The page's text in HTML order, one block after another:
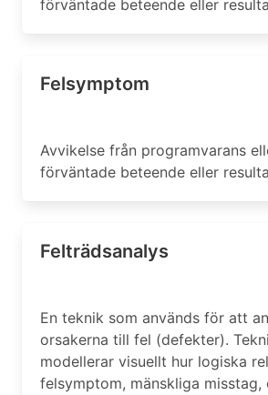
förväntade beteende eller
Felsymptom
Avvikelse från programvarans
förväntade beteende eller
Felträdsanalys
En teknik som används för att
orsakerna till fel (defekter).
modellerar visuellt hur logiska
felsymptom, mänskliga misstag,